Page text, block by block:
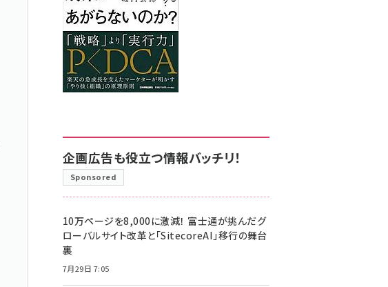
8月7日 10:00
企画広告も役立つ情報バッチリ！
Sponsored
10万ページを8,000に激減！ 富士通が挑んだグ
ローバルサイト改革と「SitecoreAI」移行の舞台
裏
7月29日 7:05